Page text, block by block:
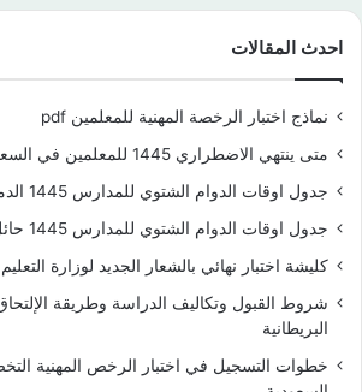
احدث المقالات
نماذج اختبار الرخصة المهنية للمعلمين pdf
متى ينتهي الاضطراري 1445 للمعلمين في السعودية
جدول اوقات الدوام الشتوي للمدارس 1445 الدمام
جدول اوقات الدوام الشتوي للمدارس 1445 حائل
كليشة اختبار نهائي بالشعار الجديد لوزارة
شروط القبول وتكاليف الدراسة وطريقة
البريطانية
خطوات التسجيل في اختبار الرخص المهنية